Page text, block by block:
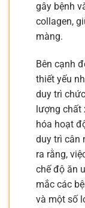
gây bệnh
collagen,
màng.
Bên cạnh
thiết yếu
duy trì
lượng chất
hóa hoạt
duy trì cân
ra rằng,
chế độ ăn
mắc các
và một số